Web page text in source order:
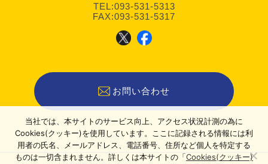
TEL:093-531-5313
FAX:093-531-5317
お問い合わせ
当社では、本サイトのサービス向上、アクセス状況計測の為に
Cookies(クッキー)を使用しています。ここに記録される情報には利
用者の氏名、メールアドレス、電話番号、住所など個人を特定する
ものは一切含まれません。詳しくは本サイトの「Cookies(クッキー)